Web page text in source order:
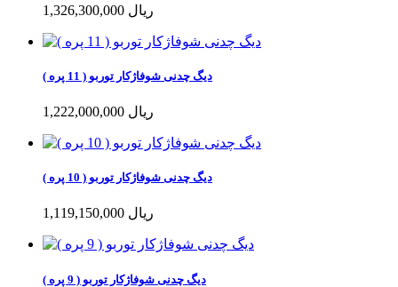
1,326,300,000 ریال
دیگ چدنی شوفاژکار توربو ( 11 پره )
1,222,000,000 ریال
دیگ چدنی شوفاژکار توربو ( 10 پره )
1,119,150,000 ریال
دیگ چدنی شوفاژکار توربو ( 9 پره )